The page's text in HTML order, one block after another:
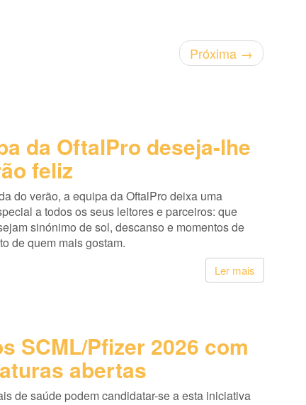
Próxima →
da OftalPro deseja-lhe
feliz
do verão, a equipa da OftalPro deixa uma
a todos os seus leitores e parceiros: que
sinónimo de sol, descanso e momentos de
de quem mais gostam.
Ler mais
SCML/Pfizer 2026 com
abertas
de saúde podem candidatar-se a esta iniciativa